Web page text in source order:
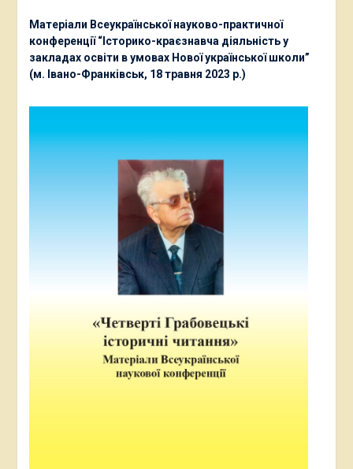
Матеріали Всеукраїнської науково-практичної
конференції “Історико-краєзнавча діяльність у
закладах освіти в умовах Нової української школи”
(м. Івано-Франківськ, 18 травня 2023 р.)